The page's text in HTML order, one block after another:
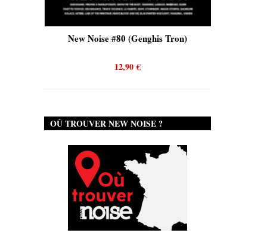
New Noise #80 (Genghis Tron)
12,90€
OÙ TROUVER NEW NOISE ?